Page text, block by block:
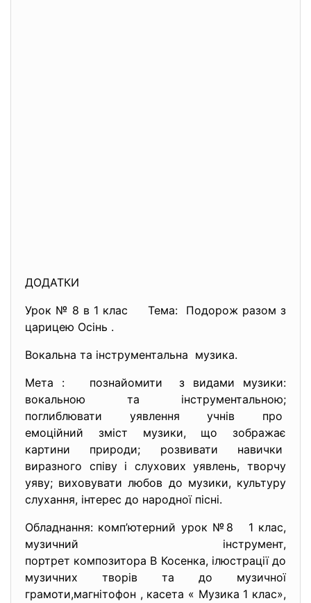
ДОДАТКИ
Урок № 8 в 1 клас Тема: Подорож разом з
царицею Осінь .
Вокальна та інструментальна музика.
Мета : познайомити з видами музики:
вокальною та інструментальною;
поглиблювати уявлення учнів про
емоційний зміст музики, що зображає
картини природи; розвивати навички
виразного співу і слухових уявлень, творчу
уяву; виховувати любов до музики, культуру
слухання, інтерес до народної пісні.
Обладнання: комп’ютерний урок №8 1 клас,
музичний інструмент,
портрет композитора В Косенка, ілюстрації до
музичних творів та до музичної
грамоти,магнітофон , касета « Музика 1 клас»,